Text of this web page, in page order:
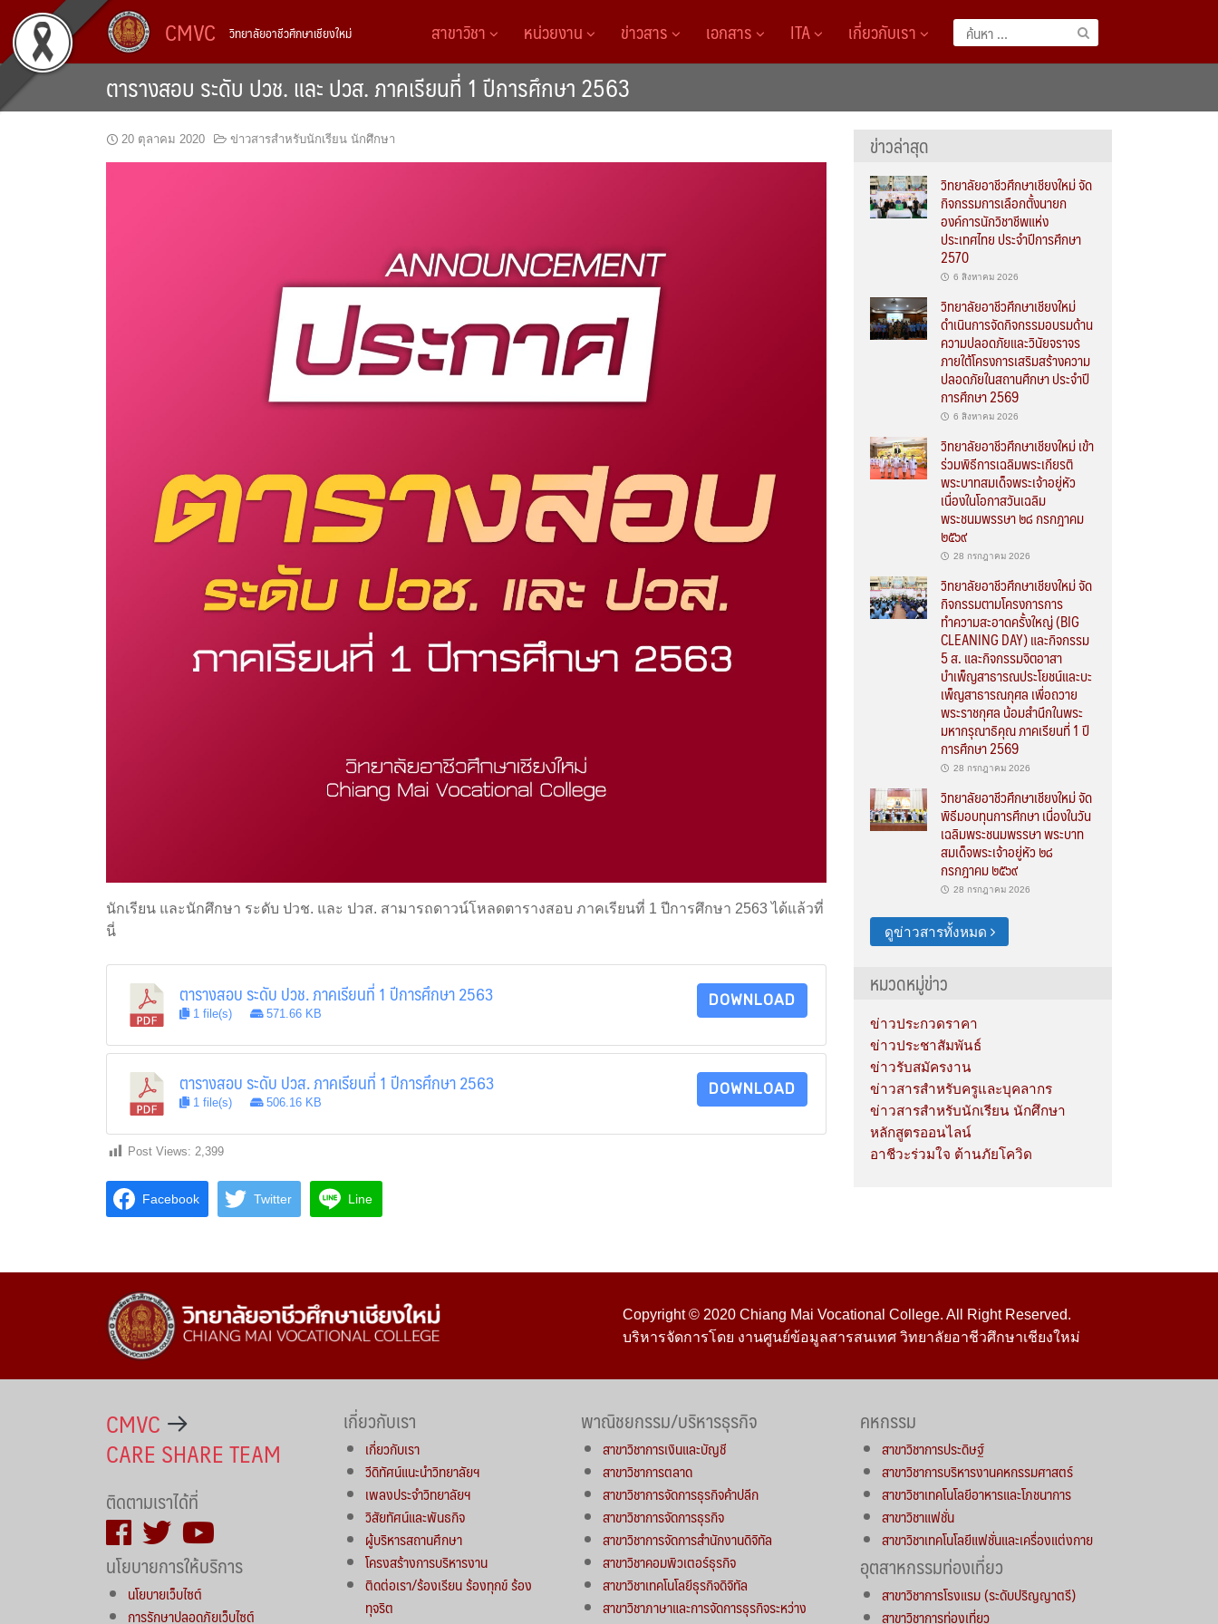
content
CMVC วิทยาลัยอาชีวศึกษาเชียงใหม่
ค้นหา
สำหรับ:
สาขาวิชา หน่วยงาน ข่าวสาร เอกสาร ITA เกี่ยวกับเรา
ตารางสอบ ระดับ ปวช. และ ปวส. ภาคเรียนที่ 1 ปีการศึกษา 2563
20 ตุลาคม 2020 ข่าวสารสำหรับนักเรียน นักศึกษา
นักเรียน และนักศึกษา ระดับ ปวช. และ ปวส. สามารถดาวน์โหลดตารางสอบ ภาคเรียนที่ 1 ปีการศึกษา 2563 ได้แล้วที่
นี่
ตารางสอบ ระดับ ปวช. ภาคเรียนที่ 1 ปีการศึกษา 2563
1 file(s) 571.66 KB
DOWNLOAD
ตารางสอบ ระดับ ปวส. ภาคเรียนที่ 1 ปีการศึกษา 2563
1 file(s) 506.16 KB
DOWNLOAD
Post Views: 2,399
Facebook Twitter Line
ข่าวล่าสุด
วิทยาลัยอาชีวศึกษาเชียงใหม่ จัด
กิจกรรมการเลือกตั้งนายก
องค์การนักวิชาชีพแห่ง
ประเทศไทย ประจำปีการศึกษา
2570
6 สิงหาคม 2026
วิทยาลัยอาชีวศึกษาเชียงใหม่
ดำเนินการจัดกิจกรรมอบรมด้าน
ความปลอดภัยและวินัยจราจร
ภายใต้โครงการเสริมสร้างความ
ปลอดภัยในสถานศึกษา ประจำปี
การศึกษา 2569
6 สิงหาคม 2026
วิทยาลัยอาชีวศึกษาเชียงใหม่ เข้า
ร่วมพิธีการเฉลิมพระเกียรติ
พระบาทสมเด็จพระเจ้าอยู่หัว
เนื่องในโอกาสวันเฉลิม
พระชนมพรรษา ๒๘ กรกฎาคม
๒๕๖๙
28 กรกฎาคม 2026
วิทยาลัยอาชีวศึกษาเชียงใหม่ จัด
กิจกรรมตามโครงการการ
ทำความสะอาดครั้งใหญ่ (BIG
CLEANING DAY) และกิจกรรม
5 ส. และกิจกรรมจิตอาสา
บำเพ็ญสาธารณประโยชน์และบะ
เพ็ญสาธารณกุศล เพื่อถวาย
พระราชกุศล น้อมสำนึกในพระ
มหากรุณาธิคุณ ภาคเรียนที่ 1 ปี
การศึกษา 2569
28 กรกฎาคม 2026
วิทยาลัยอาชีวศึกษาเชียงใหม่ จัด
พิธีมอบทุนการศึกษา เนื่องในวัน
เฉลิมพระชนมพรรษา พระบาท
สมเด็จพระเจ้าอยู่หัว ๒๘
กรกฎาคม ๒๕๖๙
28 กรกฎาคม 2026
ดูข่าวสารทั้งหมด
หมวดหมู่ข่าว
ข่าวประกวดราคา
ข่าวประชาสัมพันธ์
ข่าวรับสมัครงาน
ข่าวสารสำหรับครูและบุคลากร
ข่าวสารสำหรับนักเรียน นักศึกษา
หลักสูตรออนไลน์
อาชีวะร่วมใจ ต้านภัยโควิด
Copyright © 2020 Chiang Mai Vocational College. All Right Reserved.
บริหารจัดการโดย งานศูนย์ข้อมูลสารสนเทศ วิทยาลัยอาชีวศึกษาเชียงใหม่
CMVC
CARE SHARE TEAM
ติดตามเราได้ที่
นโยบายการให้บริการ
นโยบายเว็บไซต์
การรักษาปลอดภัยเว็บไซต์
เกี่ยวกับเรา
เกี่ยวกับเรา
วีดิทัศน์แนะนำวิทยาลัยฯ
เพลงประจำวิทยาลัยฯ
วิสัยทัศน์และพันธกิจ
ผู้บริหารสถานศึกษา
โครงสร้างการบริหารงาน
ติดต่อเรา/ร้องเรียน ร้องทุกข์ ร้อง
ทุจริต
พาณิชยกรรม/บริหารธุรกิจ
สาขาวิชาการเงินและบัญชี
สาขาวิชาการตลาด
สาขาวิชาการจัดการธุรกิจค้าปลีก
สาขาวิชาการจัดการธุรกิจ
สาขาวิชาการจัดการสำนักงานดิจิทัล
สาขาวิชาคอมพิวเตอร์ธุรกิจ
สาขาวิชาเทคโนโลยีธุรกิจดิจิทัล
สาขาวิชาภาษาและการจัดการธุรกิจระหว่าง
คหกรรม
สาขาวิชาการประดิษฐ์
สาขาวิชาการบริหารงานคหกรรมศาสตร์
สาขาวิชาเทคโนโลยีอาหารและโภชนาการ
สาขาวิชาแฟชั่น
สาขาวิชาเทคโนโลยีแฟชั่นและเครื่องแต่งกาย
อุตสาหกรรมท่องเที่ยว
สาขาวิชาการโรงแรม (ระดับปริญญาตรี)
สาขาวิชาการท่องเที่ยว